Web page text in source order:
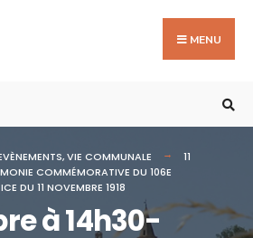
MENU
,VIE COMMUNALE
11
COMMÉMORATIVE DU 106E
DU 11 NOVEMBRE 1918
à 14h30-